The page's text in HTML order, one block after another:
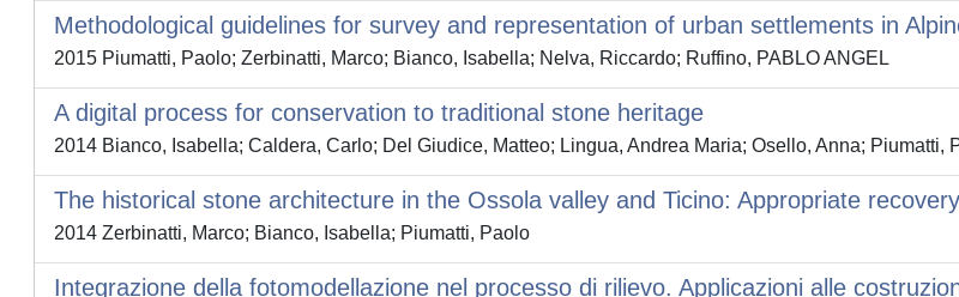
Methodological guidelines for survey and representation of urban settlements in
2015 Piumatti, Paolo; Zerbinatti, Marco; Bianco, Isabella; Nelva, Riccardo; Ruffino, PABLO ANGEL
A digital process for conservation to traditional stone heritage
2014 Bianco, Isabella; Caldera, Carlo; Del Giudice, Matteo; Lingua, Andrea Maria; Osello, Anna; Piumatti,
The historical stone architecture in the Ossola valley and Ticino: Appropriate
2014 Zerbinatti, Marco; Bianco, Isabella; Piumatti, Paolo
Integrazione della fotomodellazione nel processo di rilievo. Applicazioni alle